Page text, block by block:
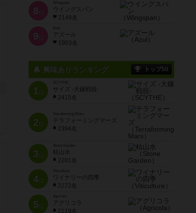
8 位
Wingspan
ウイングスパン
2149名
9 位
Azul
アズール
1903名
興味ありランキング トップ50
1位
SCYTHE
サイズ -大鎌戦役-
2415名
2位
Terraforming Mars
テラフォーミングマーズ
2394名
3位
Stone Garden
枯山水
2281名
4位
Viticulture
ワイナリーの四季
2272名
5位
Agricola
アグリコラ
2119名